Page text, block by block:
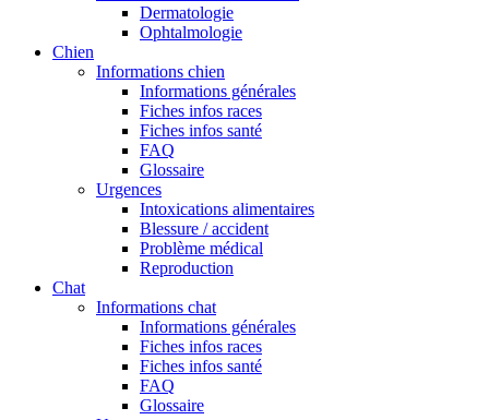
Dermatologie
Ophtalmologie
Chien
Informations chien
Informations générales
Fiches infos races
Fiches infos santé
FAQ
Glossaire
Urgences
Intoxications alimentaires
Blessure / accident
Problème médical
Reproduction
Chat
Informations chat
Informations générales
Fiches infos races
Fiches infos santé
FAQ
Glossaire